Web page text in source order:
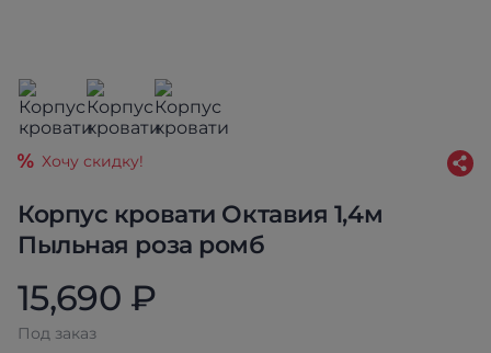
Корпус кровати Октавия 1,4м
Пыльная роза ромб
Хочу скидку!
15,690 ₽
Под заказ